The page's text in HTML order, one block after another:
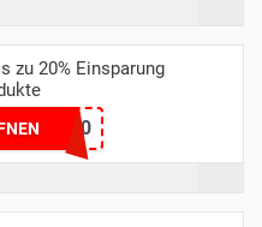
zu 20% Einsparung
MAY20